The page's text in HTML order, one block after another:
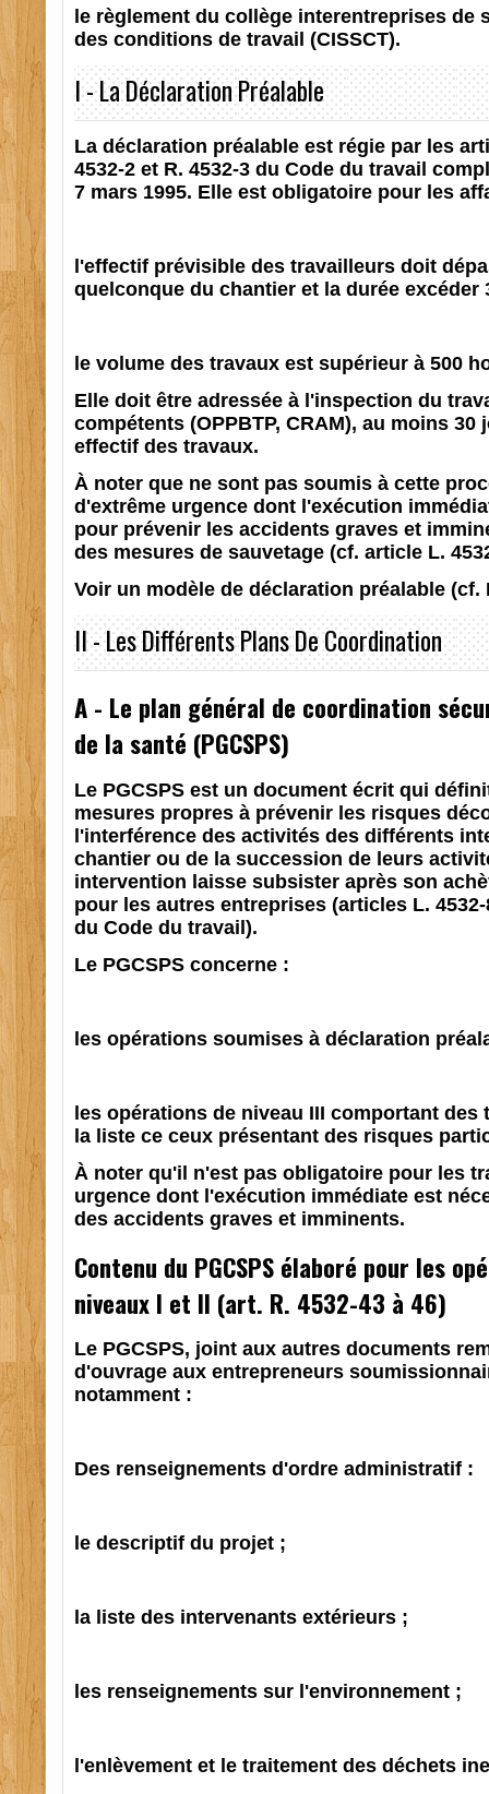
le règlement du collège interentreprises de
des conditions de travail (CISSCT).
I - La Déclaration Préalable
La déclaration préalable est régie par les
4532-2 et R. 4532-3 du Code du travail
7 mars 1995. Elle est obligatoire pour les
l'effectif prévisible des travailleurs doit
quelconque du chantier et la durée excéder
le volume des travaux est supérieur à 500
Elle doit être adressée à l'inspection du
compétents (OPPBTP, CRAM), au moins 30
effectif des travaux.
À noter que ne sont pas soumis à cette
d'extrême urgence dont l'exécution
pour prévenir les accidents graves et
des mesures de sauvetage (cf. article L.
Voir un modèle de déclaration préalable (cf.
II - Les Différents Plans De Coordination
A - Le plan général de coordination
de la santé (PGCSPS)
Le PGCSPS est un document écrit qui
mesures propres à prévenir les risques
l'interférence des activités des différents
chantier ou de la succession de leurs
intervention laisse subsister après son
pour les autres entreprises (articles L. 4532-
du Code du travail).
Le PGCSPS concerne :
les opérations soumises à déclaration
les opérations de niveau III comportant
la liste ce ceux présentant des risques
À noter qu'il n'est pas obligatoire pour les
urgence dont l'exécution immédiate est
des accidents graves et imminents.
Contenu du PGCSPS élaboré pour les
niveaux I et II (art. R. 4532-43 à 46)
Le PGCSPS, joint aux autres documents
d'ouvrage aux entrepreneurs
notamment :
Des renseignements d'ordre administratif :
le descriptif du projet ;
la liste des intervenants extérieurs ;
les renseignements sur l'environnement ;
l'enlèvement et le traitement des déchets